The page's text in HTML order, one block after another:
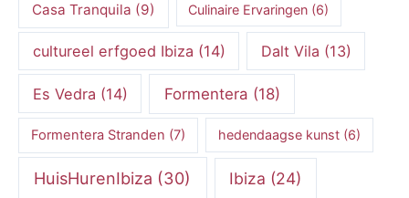
Casa Tranquila (9) Culinaire Ervaringen (6)
cultureel erfgoed Ibiza (14) Dalt Vila (13)
Es Vedra (14) Formentera (18)
Formentera Stranden (7) hedendaagse kunst (6)
HuisHurenIbiza (30) Ibiza (24)